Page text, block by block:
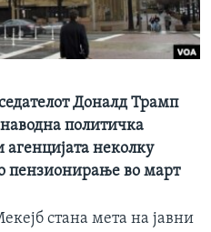
Доналд Трамп
политичка
агенцијата неколку
пензионирање во март
стана мета на јавни